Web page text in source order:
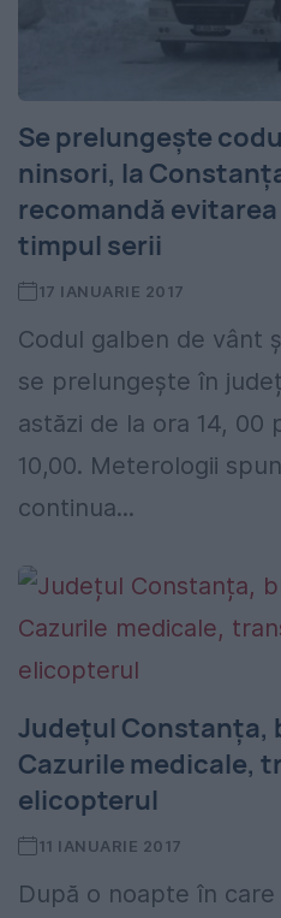
Se prelungește
ninsori, la
recomandă
timpul serii
17 IANUARIE 2017
Codul galben de vânt
se prelungește în
astăzi de la ora 14, 00
10,00. Meterologii
continua...
Județul Constanța,
Cazurile medicale,
elicopterul
11 IANUARIE 2017
După o noapte în